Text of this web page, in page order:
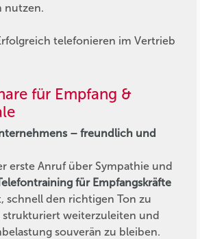
nutzen.
telefonieren im Vertrieb
für Empfang &
– freundlich und
erste Anruf über Sympathie und
für Empfangskräfte
schnell den richtigen Ton zu
strukturiert weiterzuleiten und
souverän zu bleiben.